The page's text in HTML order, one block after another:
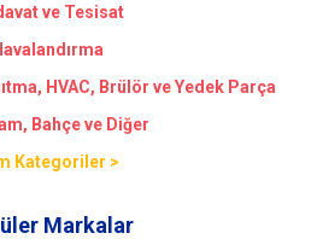
ve Tesisat
HVAC, Brülör ve Yedek Parça
Bahçe ve Diğer
Kategoriler >
Markalar